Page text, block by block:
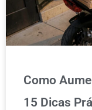
Como
15 Dicas